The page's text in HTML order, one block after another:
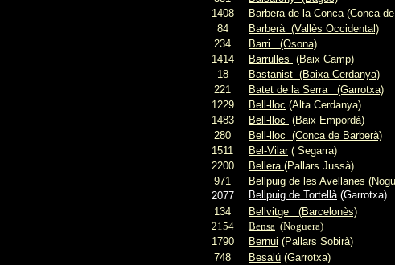
1408
Barbera de la Conca (Conca
84
Barberà (Vallès Occidental)
234
Barri (Osona)
1414
Barrulles (Baix Camp)
18
Bastanist (Baixa Cerdanya)
221
Batet de la Serra
(Garrotxa)
1229
Bell-lloc (Alta Cerdanya)
1483
Bell-lloc (Baix Empordà)
280
Bell-lloc (Conca de Barberà)
1511
Bel-Vilar ( Segarra)
2200
Bellera (Pallars Jussà)
971
Bellpuig de les Avellanes
2077
Bellpuig de Tortellà(Garrotxa)
134
Bellvitge
(Barcelonès)
2154
Bensa (Noguera)
1790
Bernui (Pallars Sobirà)
748
Besalú (Garrotxa)